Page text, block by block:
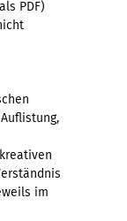
PDF)
im